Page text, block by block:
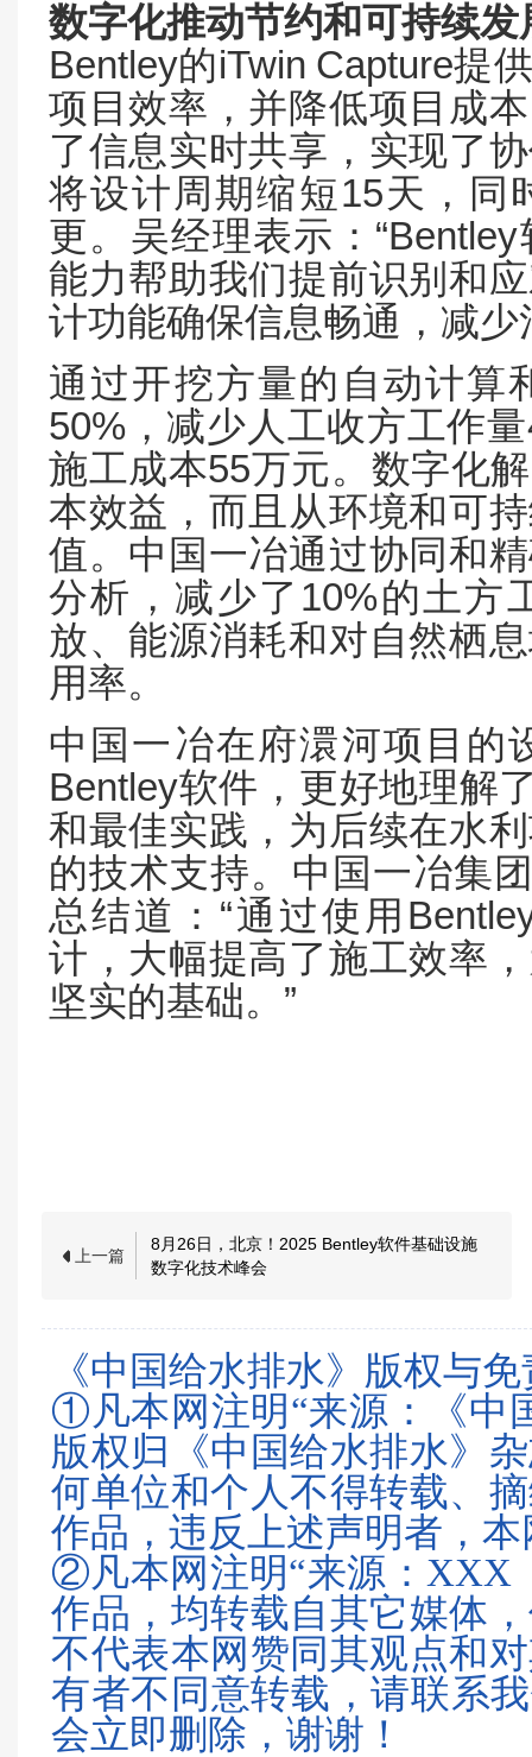
数字化推动节约和可持续发
Bentley的iTwin Capture提
项目效率，并降低项目成
了信息实时共享，实现了
将设计周期缩短15天，同
更。吴经理表示： “Bentley
能力帮助我们提前识别和
计功能确保信息畅通，减少
通过开挖方量的自动计算
50% ，减少人工收方工作量
施工成本55万元。数字化
本效益，而且从环境和可
值。中国一冶通过协同和
分析，减少了 10%的土方
放、能源消耗和对自然栖
用率。
中国一冶在府澴河项目的
Bentley软件，更好地理解
和最佳实践，为后续在水
的技术支持。中国一冶集
总结道： “通过使用
计，大幅提高了施工效率
坚实的基础。 ”
上一篇
8月26日，北京！2025 Bentley软件基础设施
数字化技术峰会
《中国给水排水》版权与
①凡本网注明“来源：《中
版权归《中国给水排水》
何单位和个人不得转载、
作品，违反上述声明者，
②凡本网注明“来源：XXX
作品，均转载自其它媒体
不代表本网赞同其观点和
有者不同意转载，请联系
会立即删除，谢谢！